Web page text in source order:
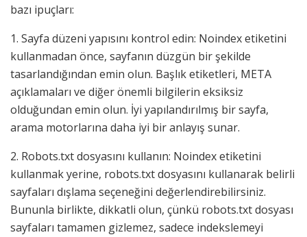
bazı ipuçları:
1. Sayfa düzeni yapısını kontrol edin: Noindex etiketini
kullanmadan önce, sayfanın düzgün bir şekilde
tasarlandığından emin olun. Başlık etiketleri, META
açıklamaları ve diğer önemli bilgilerin eksiksiz
olduğundan emin olun. İyi yapılandırılmış bir sayfa,
arama motorlarına daha iyi bir anlayış sunar.
2. Robots.txt dosyasını kullanın: Noindex etiketini
kullanmak yerine, robots.txt dosyasını kullanarak belirli
sayfaları dışlama seçeneğini değerlendirebilirsiniz.
Bununla birlikte, dikkatli olun, çünkü robots.txt dosyası
sayfaları tamamen gizlemez, sadece indekslemeyi